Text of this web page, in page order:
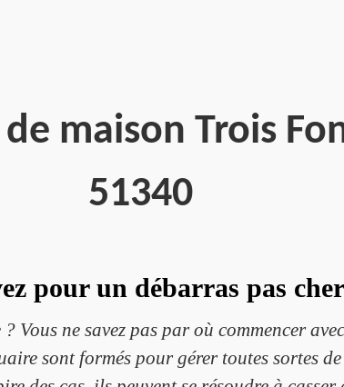
maison Trois
51340
pour un débarras pas
ne savez pas par où commencer
sont formés pour gérer toutes sortes